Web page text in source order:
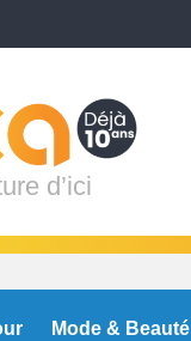
d’ici
Mode & Beauté